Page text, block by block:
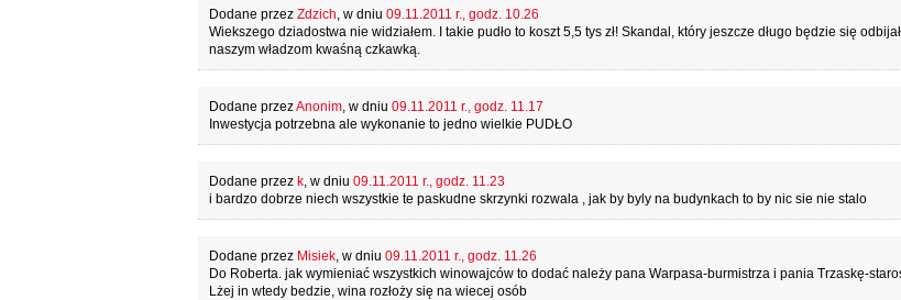
Dodane przez Zdzich, w dniu 09.11.2011 r., godz. 10.26
Wiekszego dziadostwa nie widziałem. I takie pudło to koszt 5,5 tys zł! Skandal, który jeszcze długo będzie się odbijał
naszym władzom kwaśną czkawką.
Dodane przezAnonim, w dniu 09.11.2011 r., godz. 11.17
Inwestycja potrzebna ale wykonanie to jedno wielkie PUDŁO
Dodane przez k, w dniu 09.11.2011 r., godz. 11.23
i bardzo dobrze niech wszystkie te paskudne skrzynki rozwala , jak by byly na budynkach to by nic sie nie stalo
Dodane przez Misiek, w dniu 09.11.2011 r., godz. 11.26
Do Roberta. jak wymieniać wszystkich winowajców to dodać należy pana Warpasa-burmistrza i pania Trzaskę-
Lżej in wtedy bedzie, wina rozłoży się na wiecej osób